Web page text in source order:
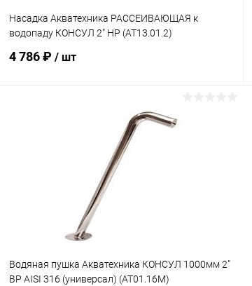
Насадка Акватехника РАССЕИВАЮЩАЯ к
водопаду КОНСУЛ 2" НР (AT13.01.2)
4 786 ₽ / шт
В корзину
Водяная пушка Акватехника КОНСУЛ 1000мм 2"
ВР AISI 316 (универсал) (AT01.16M)